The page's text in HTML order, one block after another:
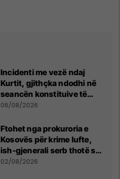
Incidenti me vezë ndaj
Kurtit, gjithçka ndodhi në
seancën konstituive të
Kuvendit
06/08/2026
Ftohet nga prokuroria e
Kosovës për krime lufte,
ish-gjenerali serb thotë se
dikush e tradhtoi në
02/08/2026